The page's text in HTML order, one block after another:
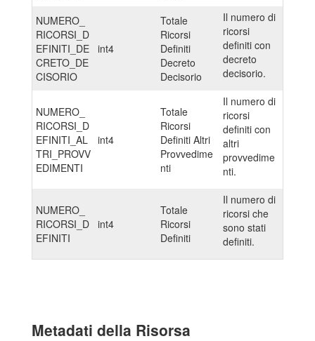
NUMERO_
RICORSI_D
EFINITI_DE
CRETO_DE
CISORIO
int4
Totale
Ricorsi
Definiti
Decreto
Decisorio
Il numero di
ricorsi
definiti con
decreto
decisorio.
NUMERO_
RICORSI_D
EFINITI_AL
TRI_PROVV
EDIMENTI
int4
Totale
Ricorsi
Definiti Altri
Provvedime
nti
Il numero di
ricorsi
definiti con
altri
provvedime
nti.
NUMERO_
RICORSI_D
EFINITI
int4
Totale
Ricorsi
Definiti
Il numero di
ricorsi che
sono stati
definiti.
Metadati della Risorsa